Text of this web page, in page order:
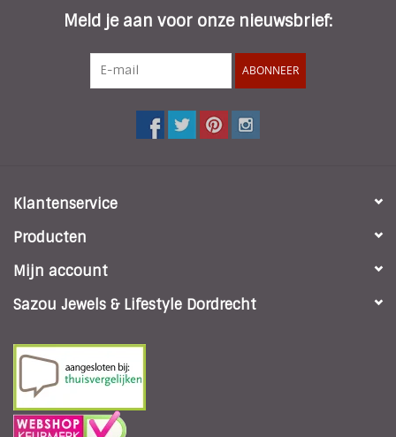
* Lengte: 26 cm (geopend) Kan verkleind worden tot 14 cm
* Doorsnee klok: 3,9 cm
Meld je aan voor onze nieuwsbrief:
ABONNEER
Klantenservice
Producten
Mijn account
Sazou Jewels & Lifestyle Dordrecht